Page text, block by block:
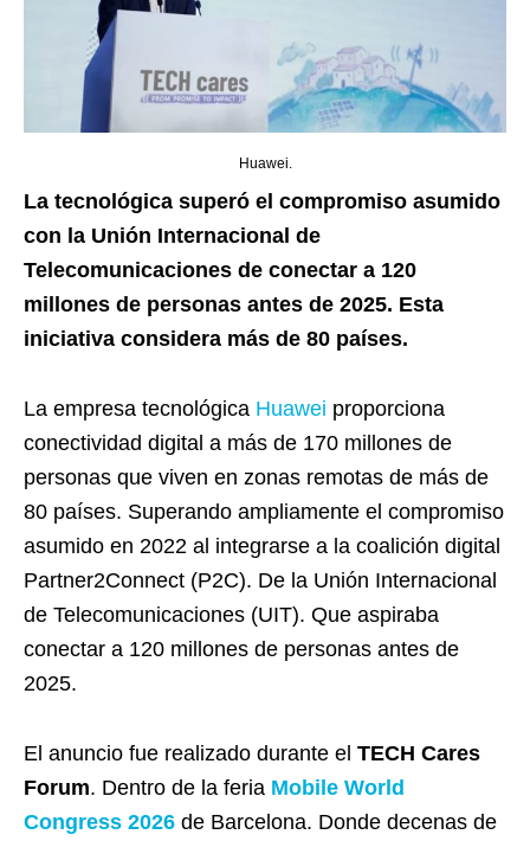
Huawei.
La tecnológica superó el compromiso asumido
con la Unión Internacional de
Telecomunicaciones de conectar a 120
millones de personas antes de 2025. Esta
iniciativa considera más de 80 países.
La empresa tecnológica Huawei proporciona
conectividad digital a más de 170 millones de
personas que viven en zonas remotas de más de
80 países. Superando ampliamente el compromiso
asumido en 2022 al integrarse a la coalición digital
Partner2Connect (P2C). De la Unión Internacional
de Telecomunicaciones (UIT). Que aspiraba
conectar a 120 millones de personas antes de
2025.
El anuncio fue realizado durante el TECH Cares
Forum. Dentro de la feria Mobile World
Congress 2026 de Barcelona. Donde decenas de